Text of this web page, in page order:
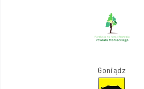
Goniądz